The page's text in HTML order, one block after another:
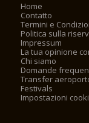
Home
Contatto
Termini e
Politica sulla
Impressum
La tua opinione
Chi siamo
Domande
Transfer
Festivals
Impostazioni